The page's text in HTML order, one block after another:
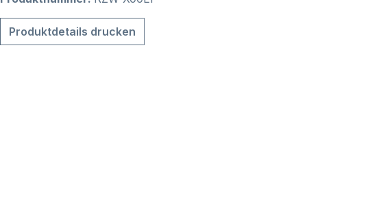
Produktdetails drucken